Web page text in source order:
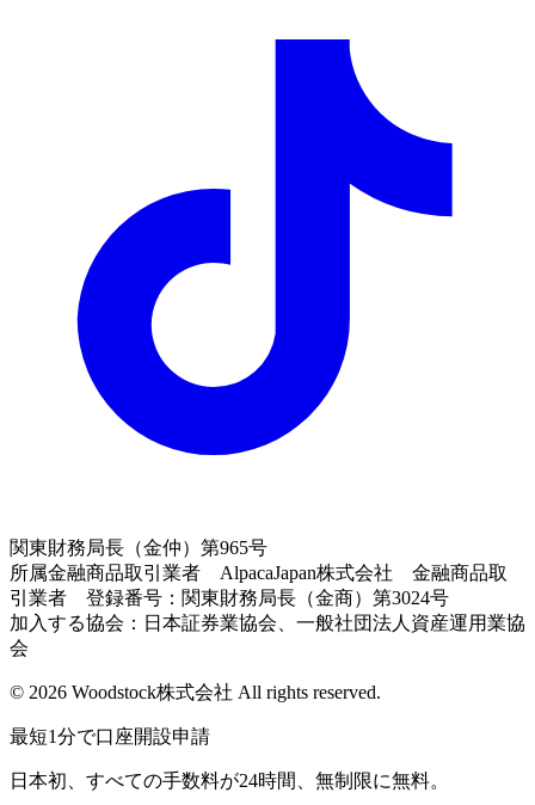
関東財務局長（金仲）第965号
所属金融商品取引業者 AlpacaJapan株式会社 金融商品取
引業者 登録番号：関東財務局長（金商）第3024号
加入する協会：日本証券業協会、一般社団法人資産運用業協
会
© 2026 Woodstock株式会社 All rights reserved.
最短1分で口座開設申請
日本初、すべての手数料が24時間、無制限に無料。